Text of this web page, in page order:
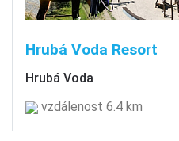
Hrubá Voda Resort
Hrubá Voda
vzdálenost 6.4 km